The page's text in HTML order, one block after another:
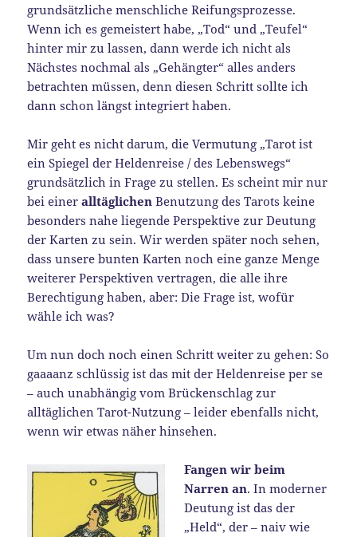
grundsätzliche menschliche Reifungsprozesse.
Wenn ich es gemeistert habe, „Tod“ und „Teufel“
hinter mir zu lassen, dann werde ich nicht als
Nächstes nochmal als „Gehängter“ alles anders
betrachten müssen, denn diesen Schritt sollte ich
dann schon längst integriert haben.
Mir geht es nicht darum, die Vermutung „Tarot ist
ein Spiegel der Heldenreise / des Lebenswegs“
grundsätzlich in Frage zu stellen. Es scheint mir nur
bei eineralltäglichen Benutzung des Tarots keine
besonders nahe liegende Perspektive zur Deutung
der Karten zu sein. Wir werden später noch sehen,
dass unsere bunten Karten noch eine ganze Menge
weiterer Perspektiven vertragen, die alle ihre
Berechtigung haben, aber: Die Frage ist, wofür
wähle ich was?
Um nun doch noch einen Schritt weiter zu gehen: So
gaaaanz schlüssig ist das mit der Heldenreise per se
– auch unabhängig vom Brückenschlag zur
alltäglichen Tarot-Nutzung – leider ebenfalls nicht,
wenn wir etwas näher hinsehen.
Fangen wir beim
Narren an. In moderner
Deutung ist das der
„Held“, der – naiv wie